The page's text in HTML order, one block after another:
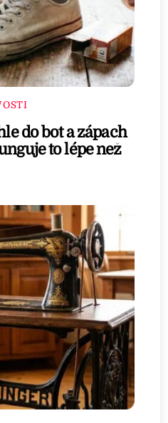
do bot a zápach
to lépe než